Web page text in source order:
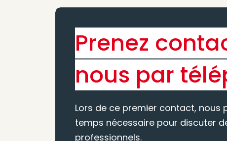
Prenez
nous par
Lors de ce premier contact, nous
temps nécessaire pour discuter
professionnels.